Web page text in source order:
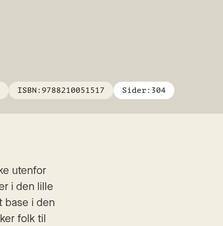
ISBN: 9788210051517 Sider: 304
utenfor
i den lille
base i den
folk til